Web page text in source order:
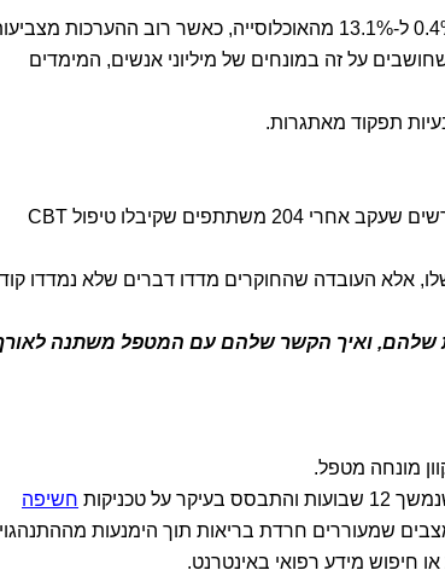
מחקר חדש מראה שחרדת בריאות משפיעה על בין 0.4% ל-13.1% מהאוכלוסייה, כאשר רוב ההערכות
על זה במונחים של מיליוני אנשים, המימדים
תפקוד מאתגרות.
החוקרים מהמכון קרולינסקה בשוודיה ביצעו מחקר מרשים שעקב אחרי 204 משתתפים שקיבלו טיפול CBT
אלא העובדה שהחוקרים מדדו דברים שלא נמדדו
שלהם, ואיך הקשר שלהם עם המטפל משתנה
מונחה מטפל.
טכניקות
חשיפה
שמעוררים חרדת בריאות תוך הימנעות
חיפוש מידע רפואי באינטרנט.